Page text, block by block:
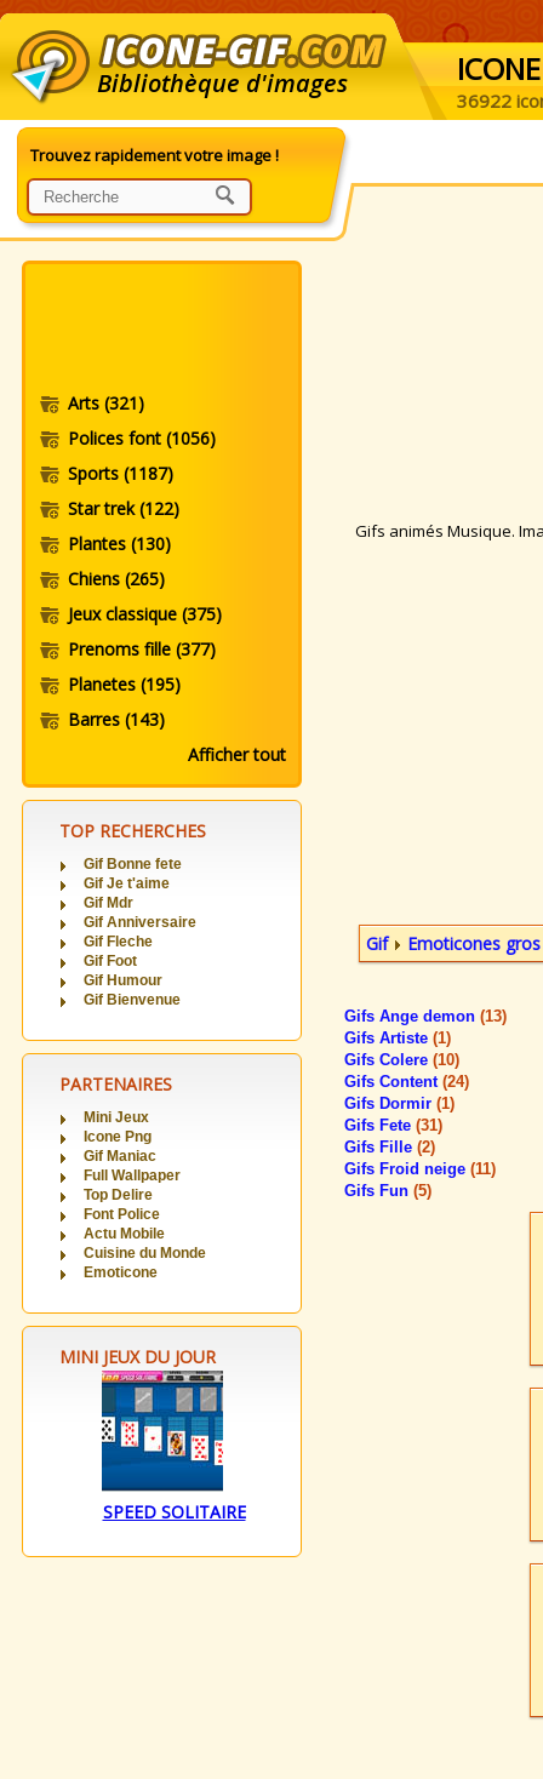
Bibliothèque d'images ICONE
36922
Trouvez rapidement votre image !
Arts (321)
Polices font (1056)
Sports (1187)
Star trek(122)
Plantes (130)
Chiens (265)
Jeux classique (375)
Prenoms fille (377)
Planetes (195)
Barres (143)
Afficher tout
TOP RECHERCHES
Gif Bonne fete
Gif Je t'aime
Gif Mdr
Gif Anniversaire
Gif Fleche
Gif Foot
Gif Humour
Gif Bienvenue
PARTENAIRES
Mini Jeux
Icone Png
Gif Maniac
Full Wallpaper
Top Delire
Font Police
Actu Mobile
Cuisine du Monde
Emoticone
MINI JEUX DU JOUR
SPEED SOLITAIRE
Gifs animés Musique.
Gif Emoticones gros
Gifs Ange demon (13)
Gifs Artiste (1)
Gifs Colere (10)
Gifs Content (24)
Gifs Dormir (1)
Gifs Fete (31)
Gifs Fille (2)
Gifs Froid neige (11)
Gifs Fun (5)